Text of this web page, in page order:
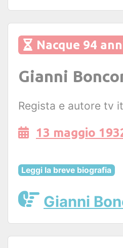
Nacque 94
Gianni
Regista e autore tv
13 maggio
Leggi la breve biografia
Gianni